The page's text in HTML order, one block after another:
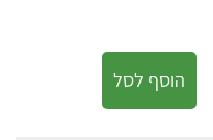
הוסף לסל